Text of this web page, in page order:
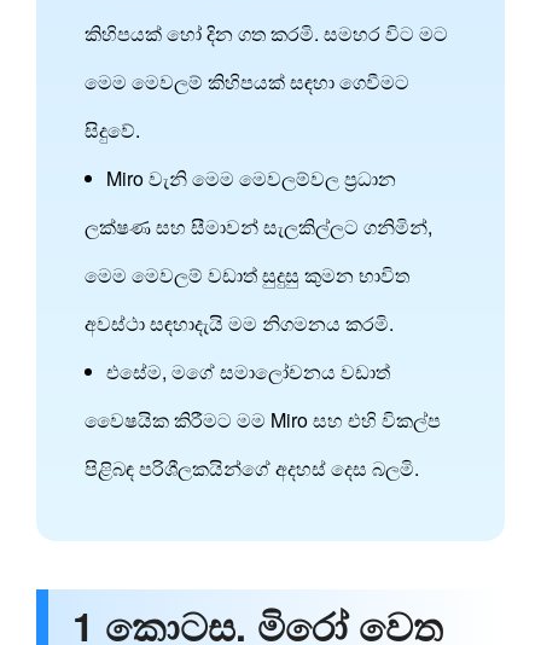
කිහිපයක් හෝ දින ගත කරමි. සමහර විට මට
මෙම මෙවලම් කිහිපයක් සඳහා ගෙවීමට
සිදුවේ.
Miro වැනි මෙම මෙවලම්වල ප්‍රධාන
ලක්ෂණ සහ සීමාවන් සැලකිල්ලට ගනිමින්,
මෙම මෙවලම් වඩාත් සුදුසු කුමන භාවිත
අවස්ථා සඳහාදැයි මම නිගමනය කරමි.
එසේම, මගේ සමාලෝචනය වඩාත්
වෛෂයික කිරීමට මම Miro සහ එහි විකල්ප
පිළිබඳ පරිශීලකයින්ගේ අදහස් දෙස බලමි.
1 කොටස. මිරෝ වෙත